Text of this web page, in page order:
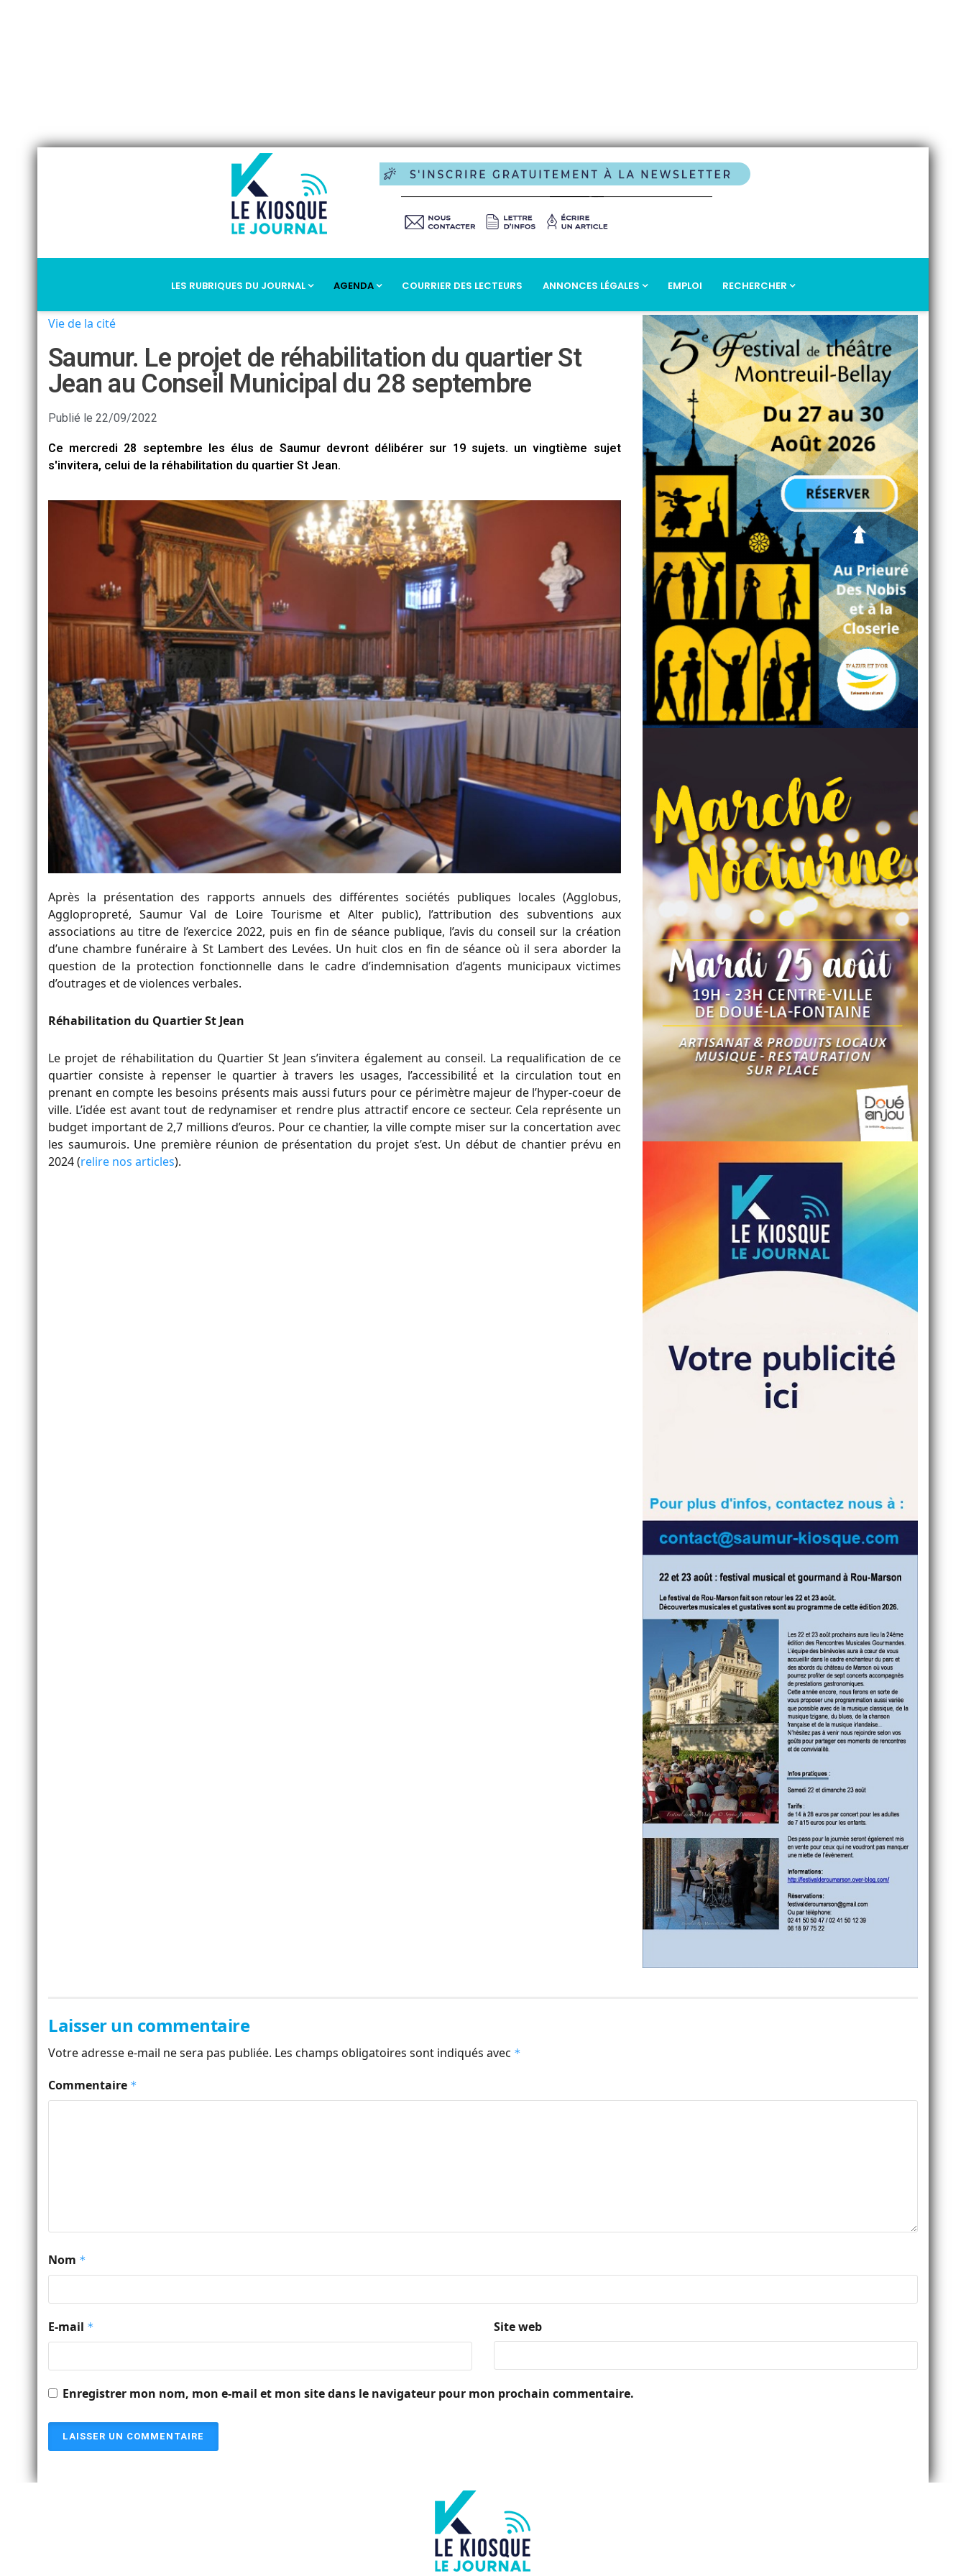
LES RUBRIQUES DU JOURNAL AGENDA COURRIER DES LECTEURS ANNONCES LÉGALES EMPLOI RECHERCHER
Vie de la cité
Saumur. Le projet de réhabilitation du quartier St
Jean au Conseil Municipal du 28 septembre
Publié le 22/09/2022
Ce mercredi 28 septembre les élus de Saumur devront délibérer sur 19 sujets. un vingtième sujet
s'invitera, celui de la réhabilitation du quartier St Jean.
Après la présentation des rapports annuels des différentes sociétés publiques locales (Agglobus,
Agglopropreté, Saumur Val de Loire Tourisme et Alter public), l’attribution des subventions aux
associations au titre de l’exercice 2022, puis en fin de séance publique, l’avis du conseil sur la création
d’une chambre funéraire à St Lambert des Levées. Un huit clos en fin de séance où il sera aborder la
question de la protection fonctionnelle dans le cadre d’indemnisation d’agents municipaux victimes
d’outrages et de violences verbales.
Réhabilitation du Quartier St Jean
Le projet de réhabilitation du Quartier St Jean s’invitera également au conseil. La requalification de ce
quartier consiste à repenser le quartier à travers les usages, l’accessibilité́ et la circulation tout en
prenant en compte les besoins présents mais aussi futurs pour ce périmètre majeur de l’hyper-coeur de
ville. L’idée est avant tout de redynamiser et rendre plus attractif encore ce secteur. Cela représente un
budget important de 2,7 millions d’euros. Pour ce chantier, la ville compte miser sur la concertation avec
les saumurois. Une première réunion de présentation du projet s’est. Un début de chantier prévu en
2024 (relire nos articles).
Laisser un commentaire
Votre adresse e-mail ne sera pas publiée. Les champs obligatoires sont indiqués avec *
Commentaire *
Nom *
E-mail * Site web
Enregistrer mon nom, mon e-mail et mon site dans le navigateur pour mon prochain commentaire.